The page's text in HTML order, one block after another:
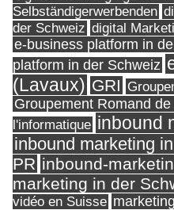
Selbständigerwerbenden
der Schweiz digital
e-business platform in
platform in der Schweiz
(Lavaux) GRI
Groupement Romand
l'informatique inbound
inbound marketing
PR inbound-
marketing in der
vidéo en Suisse marketing